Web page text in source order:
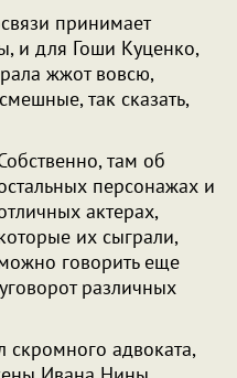
принимает
и для Гоши Куценко,
жжот вовсю,
так сказать,
там об
персонажах и
актерах,
их сыграли,
говорить еще
различных
скромного адвоката,